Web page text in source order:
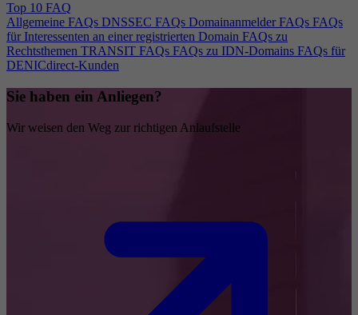
Top 10 FAQ
Allgemeine FAQs DNSSEC FAQs Domainanmelder FAQs FAQs
für Interessenten an einer registrierten Domain FAQs zu
Rechtsthemen TRANSIT FAQs FAQs zu IDN-Domains FAQs für
DENICdirect-Kunden
Sie haben ein Anliegen?
Wir weisen den Weg zur richtigen Anlaufstelle